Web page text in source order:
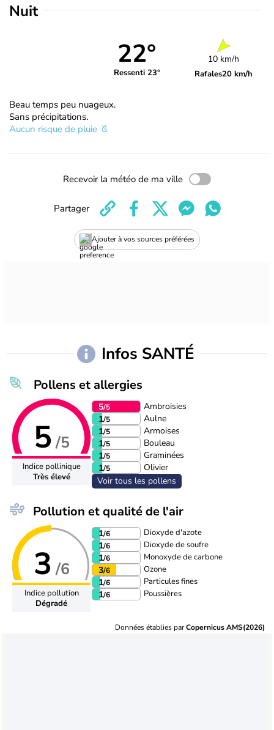
Nuit
22°
Ressenti 23°
10 km/h
Rafales20 km/h
Beau temps peu nuageux.
Sans précipitations.
Aucun risque de pluie
Recevoir la météo de ma ville
Ajouter à vos sources préférées
Partager
Infos SANTÉ
Pollens et allergies
5 /5
Indice pollinique
Très élevé
5/5
Ambroisies
1/5
Aulne
1/5
Armoises
1/5
Bouleau
1/5
Graminées
1/5
Olivier
Voir tous les pollens
Pollution et qualité de l'air
3 /6
Indice pollution
Dégradé
1/6 Dioxyde d'azote
1/6 Dioxyde de soufre
1/6 Monoxyde de carbone
3/6 Ozone
1/6 Particules fines
1/6 Poussières
Données établies parCopernicus AMS(2026)